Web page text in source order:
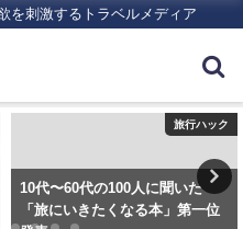
を刺激するトラベルメディア
旅行ハック
10代〜60代の100人に聞いた
「旅にいきたくなる本」第一位